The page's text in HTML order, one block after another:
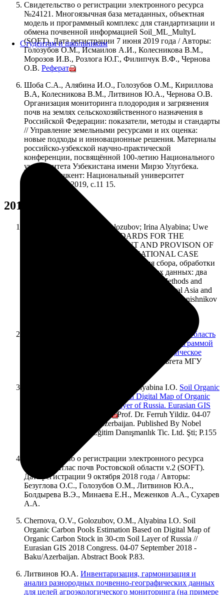
Студентам и школьникам
Свидетельство о регистрации электронного ресурса
№24121. Многоязычная база метаданных, объектная
модель и программный комплекс для стандартизации и
обмена почвенной информацией Soil_ML_MultyL
(SOFT). Дата регистрации 7 июня 2019 года / Авторы:
Голозубов О.М., Исмаилов А.И., Колесникова В.М.,
Морозов И.В., Розлога Ю.Г., Филипчук В.Ф., Чернова
О.В. Реферат
Шоба С.А., Алябина И.О., Голозубов О.М., Кириллова
В.А, Колесникова В.М., Литвинов Ю.А., Чернова О.В.
Организация мониторинга плодородия и загрязнения
почв на землях сельскохозяйственного назначения в
Российской Федерации: показатели, методы и стандарты
// Управление земельными ресурсами и их оценка:
новые подходы и инновационные решения. Материалы
российско-узбекской научно-практической
конференции, посвящённой 100-летию Национального
университета Узбекистана имени Мирзо Улугбека.
Москва-Ташкент: Национальный университет
Узбекистана, 2019, c.11 15.
2018
Carsten Hoffmann; Oleg Golozubov; Irina Alyabina; Uwe
Heinrich. Chapter I/12: STANDARDS FOR THE
COLLECTION, MANAGEMENT AND PROVISON OF
SOIL RESEARCH DATA: TWO NATIONAL CASE
STUDIES. Глава I/12: Стандартизация сбора, обработки
хранения и распространения почвенных данных: два
проекта национального уровня // Novel Methods and
Results of Landscape Research in Europe, Central Asia and
Siberia. Vol. 1. М.: Publishing House FSBSI «Pryanishnikov
Область
применения и основные приемы работы с программой
локального ввода данных V7_7_TM (Методическое
М.: Изд. Биологического факультета МГУ
Chernova O.V., Golozubov O.M., Alyabina I.O. Soil Organic
Carbon Pools Estimation Based on Digital Map of Organic
Carbon Stock in 30-cm Soil Layer of Russia. Eurasian GIS
/ Prof. Dr. Ferruh Yildiz. 04-07
September 2018. Baku/Azerbaijan. Published By Nobel
Akademik Yayıncılık Eğitim Danışmanlık Tic. Ltd. Şti; P.155
Свидетельство о регистрации электронного ресурса
№23806. Атлас почв Ростовской области v.2 (SOFT).
Дата регистрации 9 октября 2018 года / Авторы:
Безуглова О.С., Голозубов О.М., Литвинов Ю.А.,
Болдырева В.Э., Минаева Е.Н., Меженков А.А., Сухарев
А.А.
Chernova, O.V., Golozubov, O.M., Alyabina I.O. Soil
Organic Carbon Pools Estimation Based on Digital Map of
Organic Carbon Stock in 30-cm Soil Layer of Russia //
Eurasian GIS 2018 Congress. 04-07 September 2018 -
Baku/Azerbaijan. Abstract Book P.83.
Литвинов Ю.А. Инвентаризация, гармонизация и
анализ разнородных почвенно-географических данных
для целей агроэкологического мониторинга (на примере